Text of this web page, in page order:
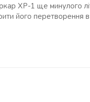
XP-1 ще минулого
його перетворення